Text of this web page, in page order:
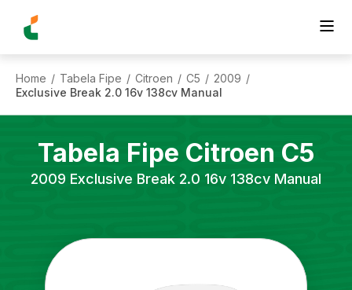
Home / Tabela Fipe / Citroen / C5 / 2009 /
Exclusive Break 2.0 16v 138cv Manual
Tabela Fipe Citroen C5
2009 Exclusive Break 2.0 16v 138cv Manual